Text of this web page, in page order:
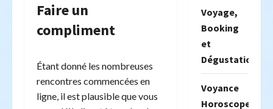
Faire un
compliment
Étant donné les nombreuses
rencontres commencées en
ligne, il est plausible que vous
Voyage,
Booking
et
Dégustation
Voyance
Horoscope